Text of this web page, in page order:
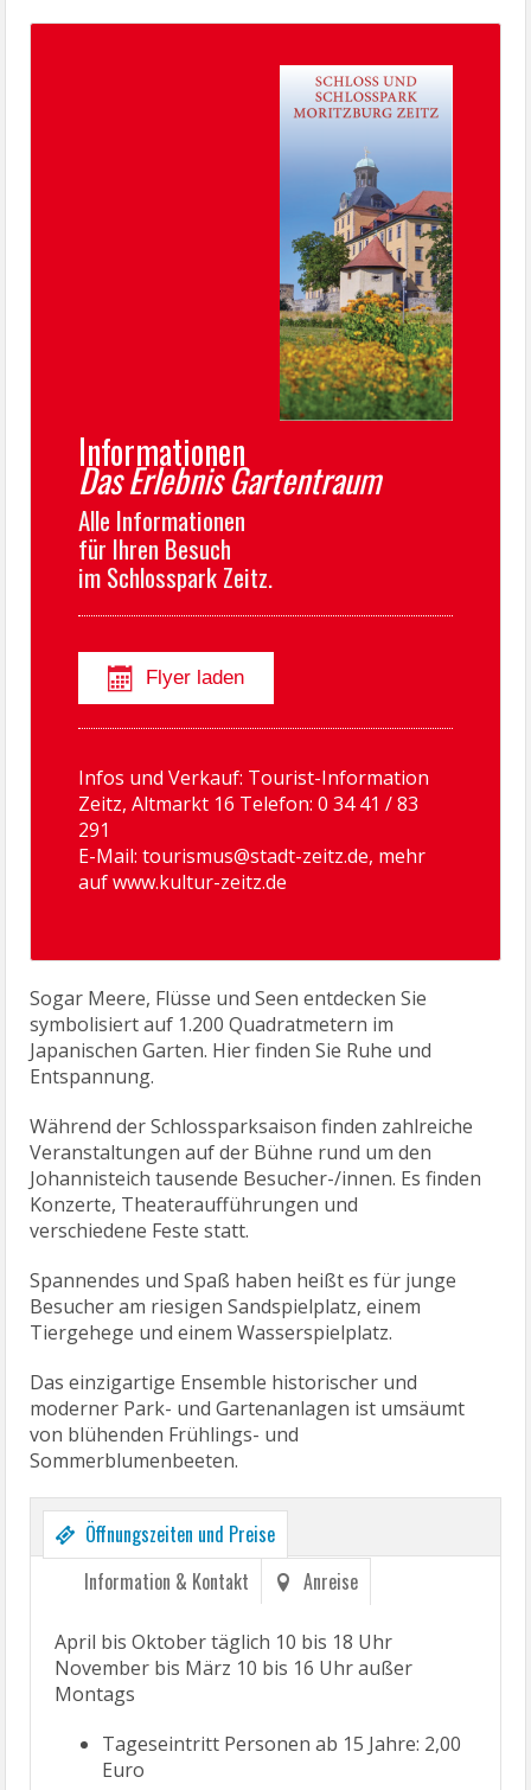
Informationen
Das Erlebnis Gartentraum
Alle Informationen
für Ihren Besuch
im Schlosspark Zeitz.
Flyer laden
Infos und Verkauf: Tourist-Information
Zeitz, Altmarkt 16 Telefon: 0 34 41 / 83
291
E-Mail: tourismus@stadt-zeitz.de, mehr
aufwww.kultur-zeitz.de
Sogar Meere, Flüsse und Seen entdecken Sie
symbolisiert auf 1.200 Quadratmetern im
Japanischen Garten. Hier finden Sie Ruhe und
Entspannung.
Während der Schlossparksaison finden zahlreiche
Veranstaltungen auf der Bühne rund um den
Johannisteich tausende Besucher-/innen. Es finden
Konzerte, Theateraufführungen und
verschiedene Feste statt.
Spannendes und Spaß haben heißt es für junge
Besucher am riesigen Sandspielplatz, einem
Tiergehege und einem Wasserspielplatz.
Das einzigartige Ensemble historischer und
moderner Park- und Gartenanlagen ist umsäumt
von blühenden Frühlings- und
Sommerblumenbeeten.
Öffnungszeiten und Preise
Information & Kontakt
Anreise
April bis Oktober täglich 10 bis 18 Uhr
November bis März 10 bis 16 Uhr außer
Montags
Tageseintritt Personen ab 15 Jahre: 2,00
Euro